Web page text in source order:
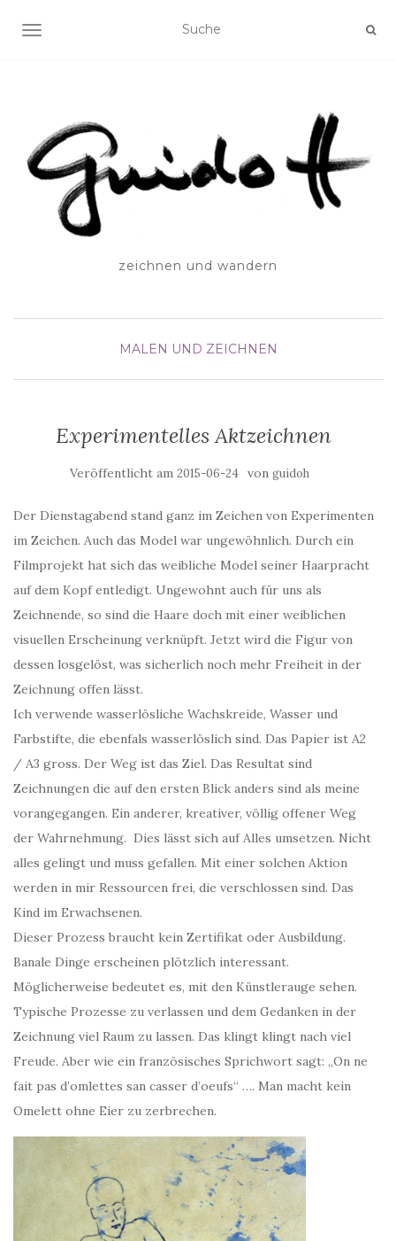
SCHALTE NAVIGATION
zeichnen und wandern
MALEN UND ZEICHNEN
Experimentelles Aktzeichnen
Veröffentlicht am 2015-06-24 von guidoh
Der Dienstagabend stand ganz im Zeichen von Experimenten
im Zeichen. Auch das Model war ungewöhnlich. Durch ein
Filmprojekt hat sich das weibliche Model seiner Haarpracht
auf dem Kopf entledigt. Ungewohnt auch für uns als
Zeichnende, so sind die Haare doch mit einer weiblichen
visuellen Erscheinung verknüpft. Jetzt wird die Figur von
dessen losgelöst, was sicherlich noch mehr Freiheit in der
Zeichnung offen lässt.
Ich verwende wasserlösliche Wachskreide, Wasser und
Farbstifte, die ebenfals wasserlöslich sind. Das Papier ist A2
/ A3 gross. Der Weg ist das Ziel. Das Resultat sind
Zeichnungen die auf den ersten Blick anders sind als meine
vorangegangen. Ein anderer, kreativer, völlig offener Weg
der Wahrnehmung. Dies lässt sich auf Alles umsetzen. Nicht
alles gelingt und muss gefallen. Mit einer solchen Aktion
werden in mir Ressourcen frei, die verschlossen sind. Das
Kind im Erwachsenen.
Dieser Prozess braucht kein Zertifikat oder Ausbildung.
Banale Dinge erscheinen plötzlich interessant.
Möglicherweise bedeutet es, mit den Künstlerauge sehen.
Typische Prozesse zu verlassen und dem Gedanken in der
Zeichnung viel Raum zu lassen. Das klingt klingt nach viel
Freude. Aber wie ein französisches Sprichwort sagt: „On ne
fait pas d’omlettes san casser d’oeufs“ …. Man macht kein
Omelett ohne Eier zu zerbrechen.